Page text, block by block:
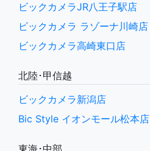
ビックカメラJR八王子駅店
ビックカメラ ラゾーナ川崎店
ビックカメラ高崎東口店
北陸･甲信越
ビックカメラ新潟店
Bic Style イオンモール松本店
東海･中部